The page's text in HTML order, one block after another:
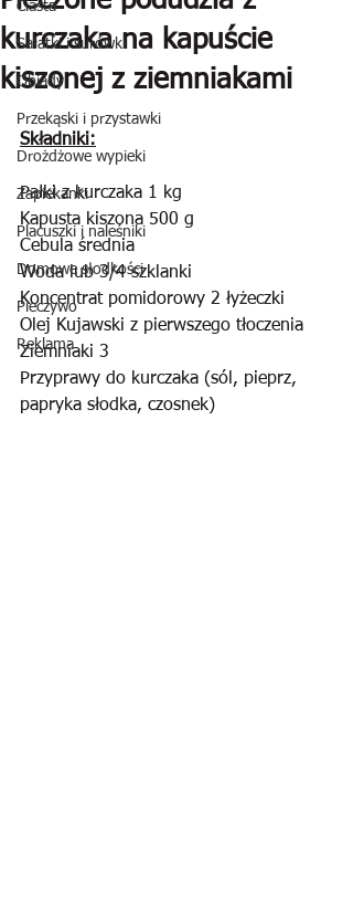
Ciasta
Sałatki i surówki
Obiady
Przekąski i przystawki
Drożdżowe wypieki
Zapiekanki
Placuszki i naleśniki
Domowe słodkości
Pieczywo
Reklama
kurczaka na kapuście
kiszonej z ziemniakami
Składniki:
Pałki z kurczaka 1 kg
Kapusta kiszona 500 g
Cebula średnia
Woda lub 3/4 szklanki
Koncentrat pomidorowy 2 łyżeczki
Olej Kujawski z pierwszego tłoczenia
Ziemniaki 3
Przyprawy do kurczaka (sól, pieprz,
papryka słodka, czosnek)